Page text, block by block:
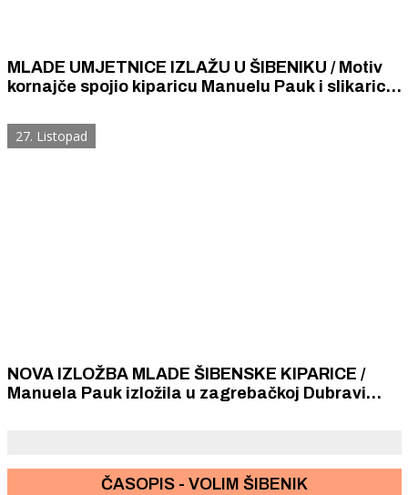
MLADE UMJETNICE IZLAŽU U ŠIBENIKU / Motiv
kornajče spojio kiparicu Manuelu Pauk i slikaricu
27. Listopad
NOVA IZLOŽBA MLADE ŠIBENSKE KIPARICE /
Manuela Pauk izložila u zagrebačkoj Dubravi
ČASOPIS - VOLIM ŠIBENIK